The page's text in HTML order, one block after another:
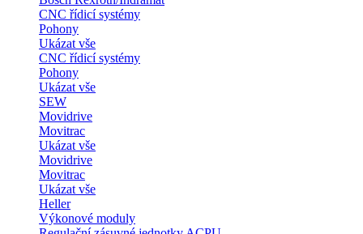
CNC řídicí systémy
Pohony
Ukázat vše
CNC řídicí systémy
Pohony
Ukázat vše
SEW
Movidrive
Movitrac
Ukázat vše
Movidrive
Movitrac
Ukázat vše
Heller
Výkonové moduly